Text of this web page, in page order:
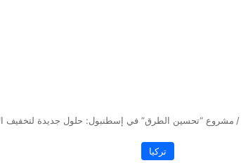
/ مشروع “تحسين الطرق” في إسطنبول: حلول جديدة لتخفيف
تركيا